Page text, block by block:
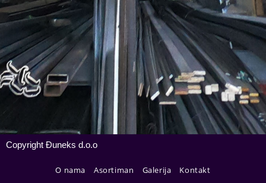
Copyright Đuneks d.o.o
O nama Asortiman Galerija Kontakt